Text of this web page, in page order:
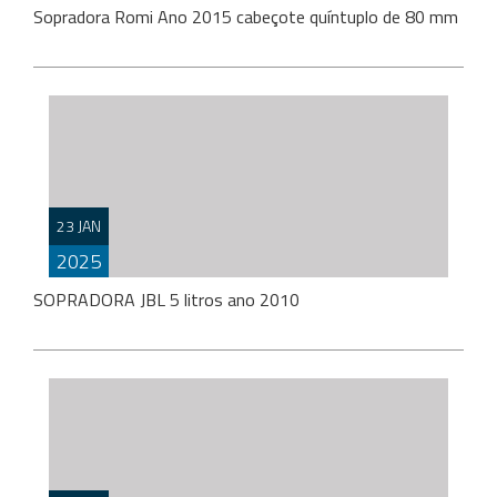
Sopradora Romi Ano 2015 cabeçote quíntuplo de 80 mm
23 JAN
2025
SOPRADORA JBL 5 litros ano 2010